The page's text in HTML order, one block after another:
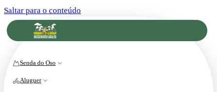
Saltar para o conteúdo
Senda do Oso
Aluguer